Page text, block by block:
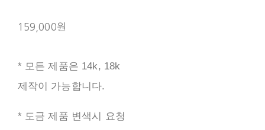
159,000원
* 모든 제품은 14k, 18k
제작이 가능합니다.
* 도금 제품 변색시 요청